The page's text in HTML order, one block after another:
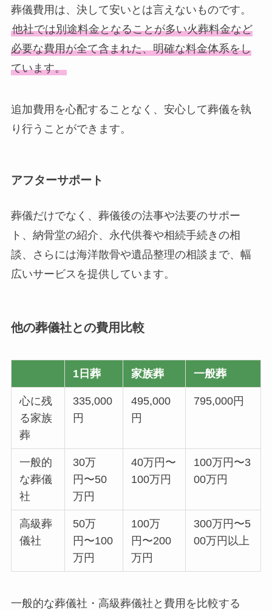
葬儀費用は、決して安いとは言えないものです。
他社では別途料金となることが多い火葬料金など
必要な費用が全て含まれた、明確な料金体系をし
ています。
追加費用を心配することなく、安心して葬儀を執
り行うことができます。
アフターサポート
葬儀だけでなく、葬儀後の法事や法要のサポー
ト、納骨堂の紹介、永代供養や相続手続きの相
談、さらには海洋散骨や遺品整理の相談まで、幅
広いサービスを提供しています。
他の葬儀社との費用比較
1日葬 家族葬 一般葬
心に残
る家族
葬
335,000
円
495,000
円
795,000円
一般的
な葬儀
社
30万
円〜50
万円
40万円〜
100万円
100万円〜3
00万円
高級葬
儀社
50万
円〜100
万円
100万
円〜200
万円
300万円〜5
00万円以上
一般的な葬儀社・高級葬儀社と費用を比較する